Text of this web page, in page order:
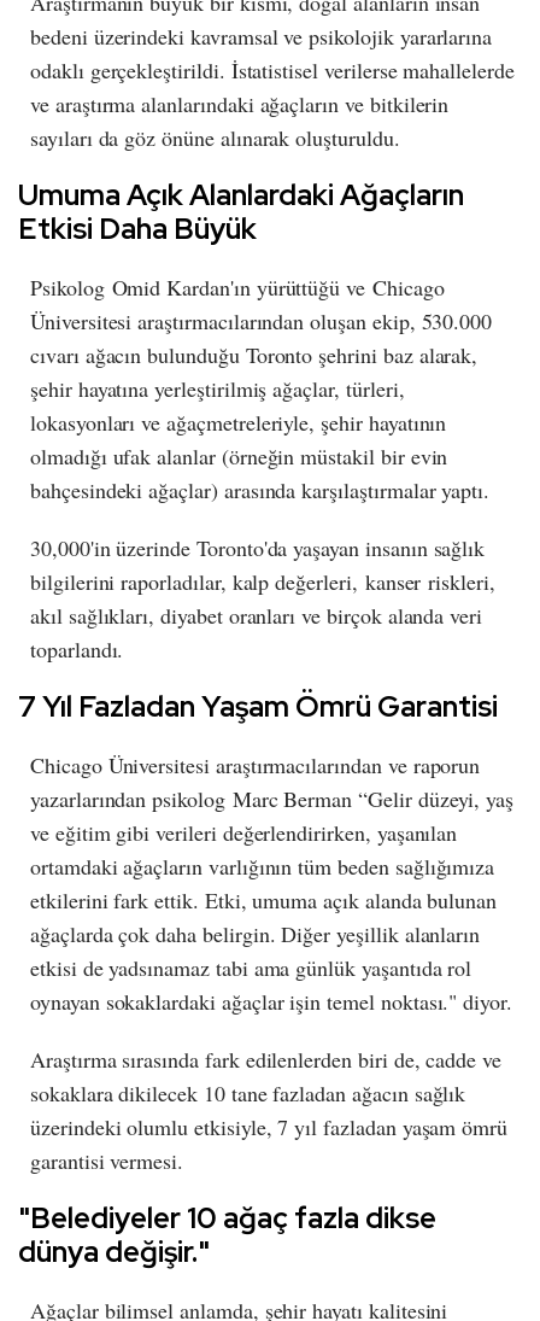
bedeni üzerindeki kavramsal ve psikolojik yararlarına
odaklı gerçekleştirildi. İstatistisel verilerse mahallelerde
ve araştırma alanlarındaki ağaçların ve bitkilerin
sayıları da göz önüne alınarak oluşturuldu.
Umuma Açık Alanlardaki Ağaçların
Etkisi Daha Büyük
Psikolog Omid Kardan'ın yürüttüğü ve Chicago
Üniversitesi araştırmacılarından oluşan ekip, 530.000
cıvarı ağacın bulunduğu Toronto şehrini baz alarak,
şehir hayatına yerleştirilmiş ağaçlar, türleri,
lokasyonları ve ağaçmetreleriyle, şehir hayatının
olmadığı ufak alanlar (örneğin müstakil bir evin
bahçesindeki ağaçlar) arasında karşılaştırmalar yaptı.
30,000'in üzerinde Toronto'da yaşayan insanın sağlık
bilgilerini raporladılar, kalp değerleri, kanser riskleri,
akıl sağlıkları, diyabet oranları ve birçok alanda veri
toparlandı.
7 Yıl Fazladan Yaşam Ömrü Garantisi
Chicago Üniversitesi araştırmacılarından ve raporun
yazarlarından psikolog Marc Berman “Gelir düzeyi, yaş
ve eğitim gibi verileri değerlendirirken, yaşanılan
ortamdaki ağaçların varlığının tüm beden sağlığımıza
etkilerini fark ettik. Etki, umuma açık alanda bulunan
ağaçlarda çok daha belirgin. Diğer yeşillik alanların
etkisi de yadsınamaz tabi ama günlük yaşantıda rol
oynayan sokaklardaki ağaçlar işin temel noktası." diyor.
Araştırma sırasında fark edilenlerden biri de, cadde ve
sokaklara dikilecek 10 tane fazladan ağacın sağlık
üzerindeki olumlu etkisiyle, 7 yıl fazladan yaşam ömrü
garantisi vermesi.
"Belediyeler 10 ağaç fazla dikse
dünya değişir."
Ağaçlar bilimsel anlamda, şehir hayatı kalitesini